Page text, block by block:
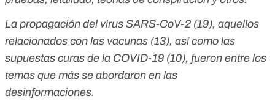
La propagación del virus SARS-CoV-2 (19), aquellos
relacionados con las vacunas (13), así como las
supuestas curas de la COVID-19 (10), fueron entre los
temas que más se abordaron en las
desinformaciones.